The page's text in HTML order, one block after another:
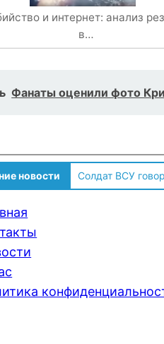
и интернет: анализ
в…
Фанаты оценили фото
новости Солдат ВСУ